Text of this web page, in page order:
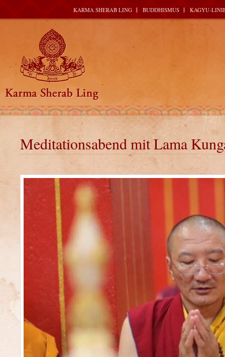
KARMA SHERAB LING BUDDHISMUS KAGYU-
Meditationsabend mit Lama